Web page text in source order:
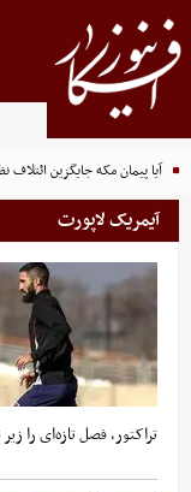
آیا پیمان مکه جایگزین ائتلاف
آیمریک لاپورت
تراکتور، فصل تازه‌ای را